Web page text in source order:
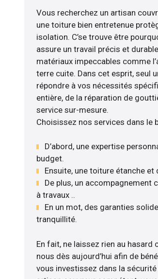
Vous recherchez un artisan
une toiture bien entretenue
isolation. C’se trouve être
assure un travail précis et
matériaux impeccables comme
terre cuite. Dans cet esprit, seul
répondre à vos nécessités
entière, de la réparation de
service sur-mesure.
Choisissez nos services dans le
D’abord, une expertise
budget.
Ensuite, une toiture étanche
De plus, un accompagnement
à travaux ..
En un mot, des garanties
tranquillité.
En fait, ne laissez rien au
nous dès aujourd’hui afin de
vous investissez dans la